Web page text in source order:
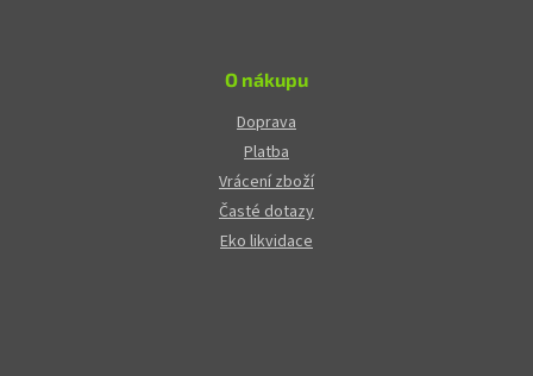
O nákupu
Doprava
Platba
Vrácení zboží
Časté dotazy
Eko likvidace